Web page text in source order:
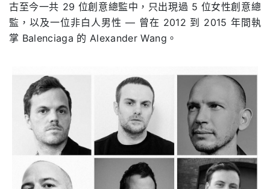
古至今一共 29 位創意總監中，只出現過 5 位女性創意總
監，以及一位非白人男性 — 曾在 2012 到 2015 年間執
掌 Balenciaga 的 Alexander Wang。